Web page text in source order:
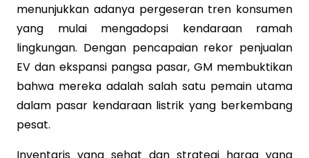
menunjukkan adanya pergeseran tren konsumen
yang mulai mengadopsi kendaraan ramah
lingkungan. Dengan pencapaian rekor penjualan
EV dan ekspansi pangsa pasar, GM membuktikan
bahwa mereka adalah salah satu pemain utama
dalam pasar kendaraan listrik yang berkembang
pesat.
Inventaris yang sehat dan strategi harga yang